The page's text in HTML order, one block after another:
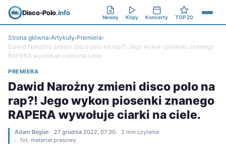
Disco-Polo.info
Newsy Klipy Koncerty TOP 20
Strona główna›Artykuły›Premiera›
Dawid Narożny zmieni disco polo na rap?! Jego wykon piosenki znanego
RAPERA wywołuje ciarki na ciele.
PREMIERA
Dawid Narożny zmieni disco polo na
rap?! Jego wykon piosenki znanego
RAPERA wywołuje ciarki na ciele.
Adam Begier 27 grudnia 2022, 07:30
2 min czytania
fot. materiał prasowy